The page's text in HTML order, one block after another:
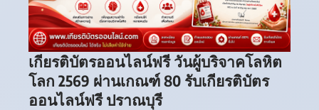
เกียรติบัตรออนไลน์ฟรี วันผู้บริจาคโลหิต
โลก 2569 ผ่านเกณฑ์ 80 รับเกียรติบัตร
ออนไลน์ฟรี ปราณบุรี